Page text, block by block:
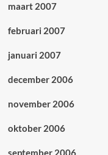
maart 2007
februari 2007
januari 2007
december 2006
november 2006
oktober 2006